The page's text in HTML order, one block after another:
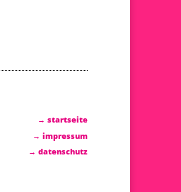
→ startseite
→ impressum
→ datenschutz